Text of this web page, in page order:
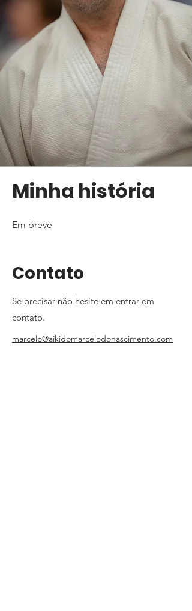
Minha história
Em breve
Contato
Se precisar não hesite em entrar em
contato.
marcelo@aikidomarcelodonascimento.com